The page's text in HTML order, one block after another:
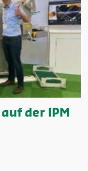
der IPM